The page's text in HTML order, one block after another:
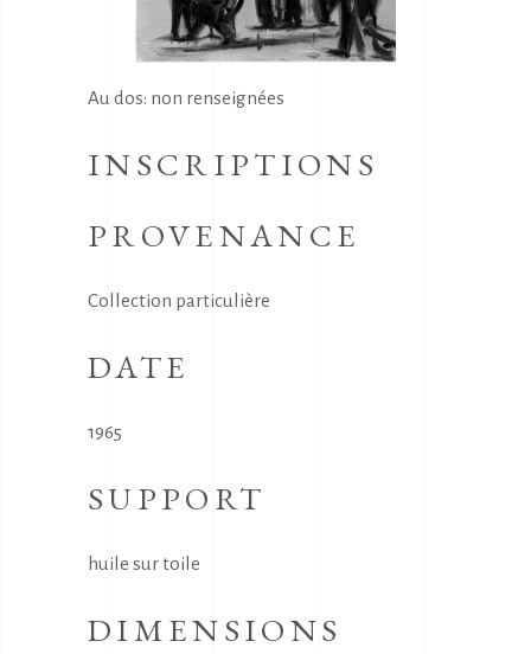
Au dos: non renseignées
INSCRIPTIONS
PROVENANCE
Collection particulière
DATE
1965
SUPPORT
huile sur toile
DIMENSIONS